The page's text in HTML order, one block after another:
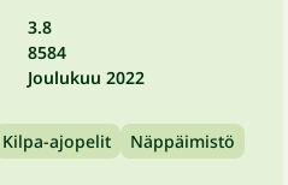
3.8
8584
Joulukuu 2022
Kilpa-ajopelit
Näppäimistö